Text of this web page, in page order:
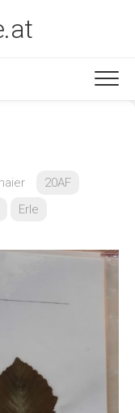
20AF
Erle